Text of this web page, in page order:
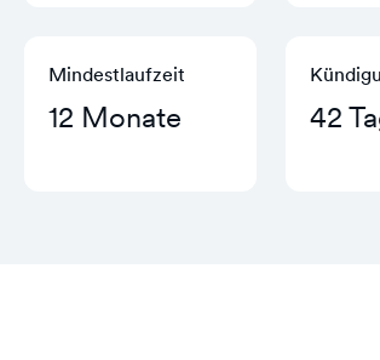
Mindestlaufzeit
12 Monate 42